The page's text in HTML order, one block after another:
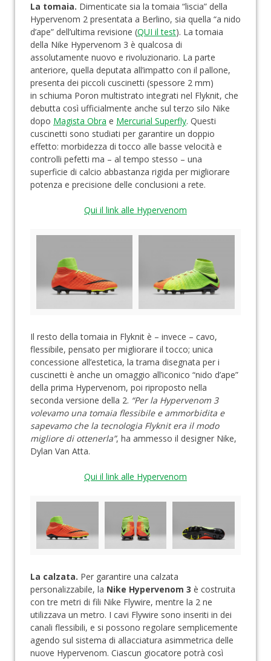
La tomaia. Dimenticate sia la tomaia “liscia” della
Hypervenom 2 presentata a Berlino, sia quella “a nido
d’ape” dell’ultima revisione (QUI il test). La tomaia
della Nike Hypervenom 3 è qualcosa di
assolutamente nuovo e rivoluzionario. La parte
anteriore, quella deputata all’impatto con il pallone,
presenta dei piccoli cuscinetti (spessore 2 mm)
in schiuma Poron multistrato integrati nel Flyknit, che
debutta così ufficialmente anche sul terzo silo Nike
dopo Magista Obra e Mercurial Superfly. Questi
cuscinetti sono studiati per garantire un doppio
effetto: morbidezza di tocco alle basse velocità e
controlli pefetti ma – al tempo stesso – una
superficie di calcio abbastanza rigida per migliorare
potenza e precisione delle conclusioni a rete.
Qui il link alle Hypervenom
Il resto della tomaia in Flyknit è – invece – cavo,
flessibile, pensato per migliorare il tocco; unica
concessione all’estetica, la trama disegnata per i
cuscinetti è anche un omaggio all’iconico “nido d’ape”
della prima Hypervenom, poi riproposto nella
seconda versione della 2. “Per la Hypervenom 3
volevamo una tomaia flessibile e ammorbidita e
sapevamo che la tecnologia Flyknit era il modo
migliore di ottenerla”, ha ammesso il designer Nike,
Dylan Van Atta.
Qui il link alle Hypervenom
La calzata. Per garantire una calzata
personalizzabile, la Nike Hypervenom 3 è costruita
con tre metri di fili Nike Flywire, mentre la 2 ne
utilizzava un metro. I cavi Flywire sono inseriti in dei
canali flessibili, e si possono regolare semplicemente
agendo sul sistema di allacciatura asimmetrica delle
nuove Hypervenom. Ciascun giocatore potrà così